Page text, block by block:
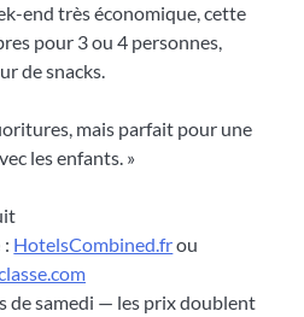
end très économique, cette
pour 3 ou 4 personnes,
de snacks.
mais parfait pour une
les enfants. »
: HotelsCombined.frou
de samedi — les prix doublent